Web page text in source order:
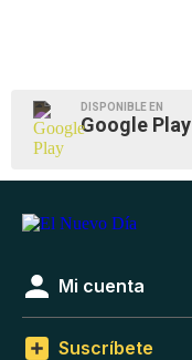
DISPONIBLE EN
Google Play
Mi cuenta
Suscríbete